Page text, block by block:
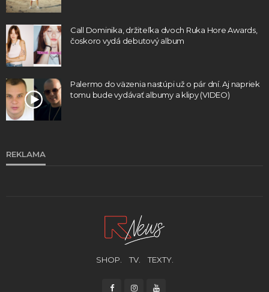
Call Dominika, držiteľka dvoch Ruka Hore Awards,
čoskoro vydá debutový album
Palermo do väzenia nastúpi už o pár dní. Aj napriek
tomu bude vydávať albumy a klipy (VIDEO)
REKLAMA
SHOP. TV. TEXTY.